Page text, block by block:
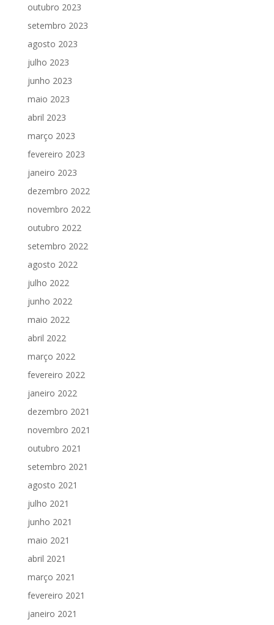
outubro 2023
setembro 2023
agosto 2023
julho 2023
junho 2023
maio 2023
abril 2023
março 2023
fevereiro 2023
janeiro 2023
dezembro 2022
novembro 2022
outubro 2022
setembro 2022
agosto 2022
julho 2022
junho 2022
maio 2022
abril 2022
março 2022
fevereiro 2022
janeiro 2022
dezembro 2021
novembro 2021
outubro 2021
setembro 2021
agosto 2021
julho 2021
junho 2021
maio 2021
abril 2021
março 2021
fevereiro 2021
janeiro 2021